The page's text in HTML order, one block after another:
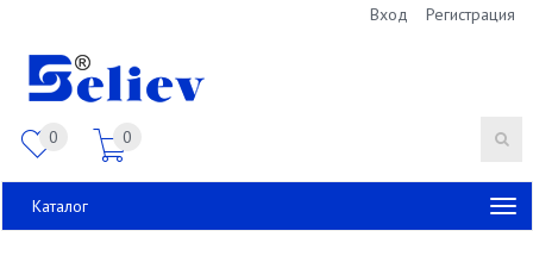
Вход Регистрация
0 0
Каталог